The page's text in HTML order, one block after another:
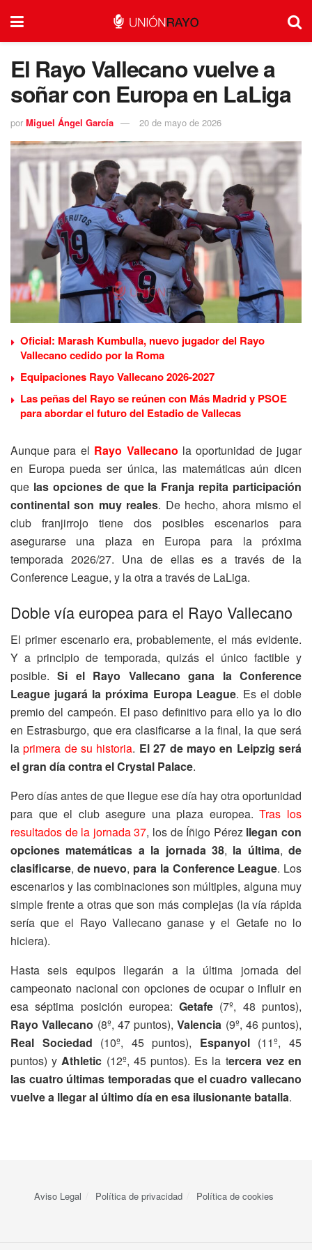
El Rayo Vallecano vuelve a
soñar con Europa en LaLiga
por Miguel Ángel García 20 de mayo de 2026
Oficial: Marash Kumbulla, nuevo jugador del Rayo
Vallecano cedido por la Roma
Equipaciones Rayo Vallecano 2026-2027
Las peñas del Rayo se reúnen con Más Madrid y PSOE
para abordar el futuro del Estadio de Vallecas
Aunque para el Rayo Vallecano la oportunidad de jugar
en Europa pueda ser única, las matemáticas aún dicen
que las opciones de que la Franja repita participación
continental son muy reales. De hecho, ahora mismo el
club franjirrojo tiene dos posibles escenarios para
asegurarse una plaza en Europa para la próxima
temporada 2026/27. Una de ellas es a través de la
Conference League, y la otra a través de LaLiga.
Doble vía europea para el Rayo Vallecano
El primer escenario era, probablemente, el más evidente.
Y a principio de temporada, quizás el único factible y
posible.Si el Rayo Vallecano gana la Conference
League jugará la próxima Europa League. Es el doble
premio del campeón. El paso definitivo para ello ya lo dio
en Estrasburgo, que era clasificarse a la final, la que será
laprimera de su historia. El 27 de mayo en Leipzig será
el gran día contra el Crystal Palace.
Pero días antes de que llegue ese día hay otra oportunidad
para que el club asegure una plaza europea.Tras los
resultados de la jornada 37, los de Íñigo Pérez llegan con
opciones matemáticas a la jornada 38, la última, de
clasificarse, de nuevo, para la Conference League. Los
escenarios y las combinaciones son múltiples, alguna muy
simple frente a otras que son más complejas (la vía rápida
sería que el Rayo Vallecano ganase y el Getafe no lo
hiciera).
Hasta seis equipos llegarán a la última jornada del
campeonato nacional con opciones de ocupar o influir en
esa séptima posición europea:Getafe (7º, 48 puntos),
Rayo Vallecano (8º, 47 puntos),Valencia (9º, 46 puntos),
Real Sociedad (10º, 45 puntos), Espanyol(11º, 45
puntos) y Athletic (12º, 45 puntos). Es la tercera vez en
las cuatro últimas temporadas que el cuadro vallecano
vuelve a llegar al último día en esa ilusionante batalla.
Aviso Legal Política de privacidad Política de cookies